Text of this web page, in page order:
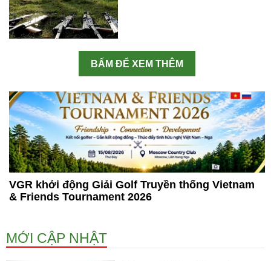
BẤM ĐỂ XEM THÊM
VGR khởi động Giải Golf Truyền thống Vietnam
& Friends Tournament 2026
MỚI CẬP NHẬT